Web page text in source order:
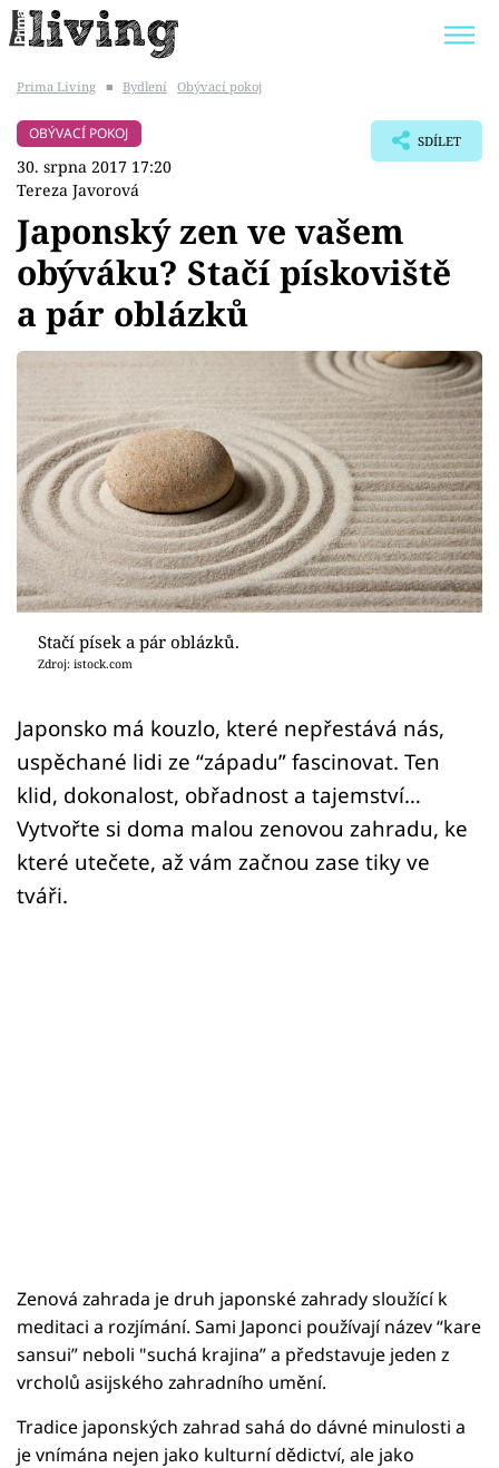
BYDLENÍ SLAVNÝCH
Témata
Bydlení
Design
Sledujte prima+
Přihlášení
Sledujte nás
Prima Living ■ Bydlení Obývací pokoj
OBÝVACÍ POKOJ
30. srpna 2017 17:20
Tereza Javorová
SDÍLET
Japonský zen ve vašem
obýváku? Stačí pískoviště
a pár oblázků
Stačí písek a pár oblázků.
Zdroj: istock.com
Japonsko má kouzlo, které nepřestává nás,
uspěchané lidi ze “západu” fascinovat. Ten
klid, dokonalost, obřadnost a tajemství…
Vytvořte si doma malou zenovou zahradu, ke
které utečete, až vám začnou zase tiky ve
tváři.
Zenová zahrada je druh japonské zahrady sloužící k
meditaci a rozjímání. Sami Japonci používají název “kare
sansui” neboli "suchá krajina” a představuje jeden z
vrcholů asijského zahradního umění.
Tradice japonských zahrad sahá do dávné minulosti a
je vnímána nejen jako kulturní dědictví, ale jako